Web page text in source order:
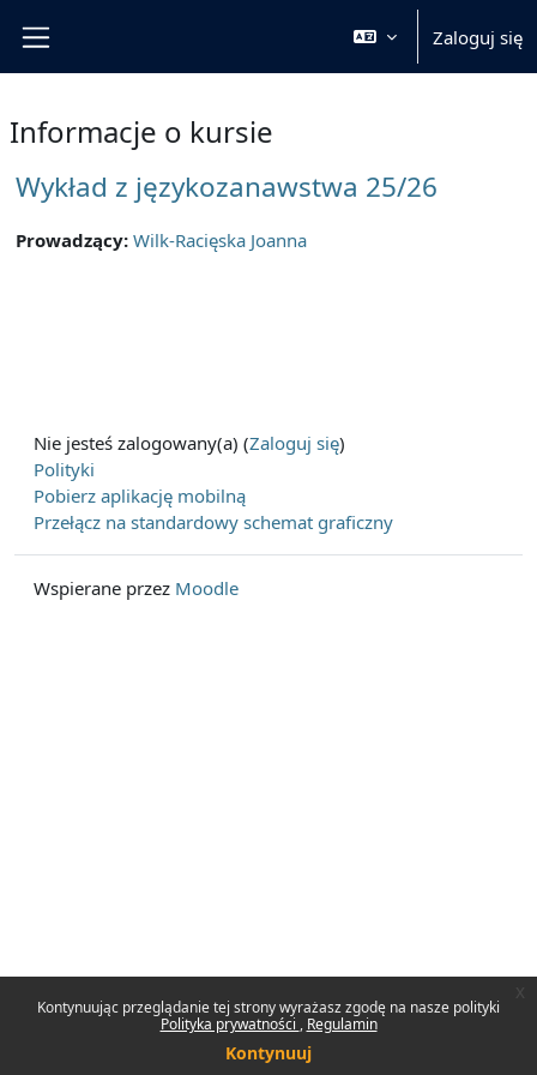
Kontynuując przeglądanie tej strony wyrażasz zgodę na nasze polityki
Polityka prywatności
Regulamin
Kontynuuj
Zaloguj się
Informacje o kursie
Wykład z językozanawstwa 25/26
Prowadzący: Wilk-Racięska Joanna
Nie jesteś zalogowany(a) (Zaloguj się)
Polityki
Pobierz aplikację mobilną
Przełącz na standardowy schemat graficzny
Wspierane przez Moodle